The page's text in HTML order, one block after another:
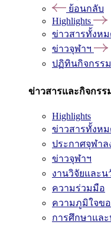
ย้อนกลับ
Highlights
ข่าวสารทั้งห
ข่าวจุฬาฯ
ปฏิทินกิจกรรม
ข่าวสารและกิจกรร
Highlights
ข่าวสารทั้งห
ประกาศจุฬา
ข่าวจุฬาฯ
งานวิจัยและน
ความร่วมมือ
ความภูมิใจข
การศึกษาแล